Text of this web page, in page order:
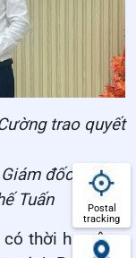
trao quyết
đốc Bưu
Tuấn
thời hạn ông
Postal
tracking